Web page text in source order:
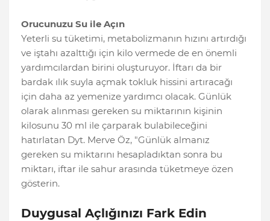
Orucunuzu Su ile Açın
Yeterli su tüketimi, metabolizmanın hızını artırdığı
ve iştahı azalttığı için kilo vermede de en önemli
yardımcılardan birini oluşturuyor. İftarı da bir
bardak ılık suyla açmak tokluk hissini artıracağı
için daha az yemenize yardımcı olacak. Günlük
olarak alınması gereken su miktarının kişinin
kilosunu 30 ml ile çarparak bulabileceğini
hatırlatan Dyt. Merve Öz, "Günlük almanız
gereken su miktarını hesapladıktan sonra bu
miktarı, iftar ile sahur arasında tüketmeye özen
gösterin.
Duygusal Açlığınızı Fark Edin